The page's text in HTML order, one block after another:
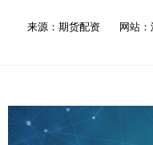
来源：期货配资 网站